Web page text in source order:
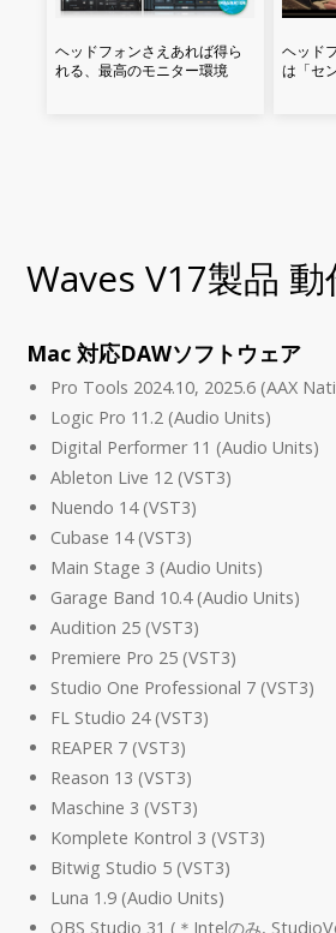
ヘッドフォンさえあれば得ら
れる、最高のモニター環境
ヘッド
は「セ
Waves V17製品
Mac 対応DAWソフトウェア
Pro Tools 2024.10, 2025.6 (AAX
Logic Pro 11.2 (Audio Units)
Digital Performer 11 (Audio Units)
Ableton Live 12 (VST3)
Nuendo 14 (VST3)
Cubase 14 (VST3)
Main Stage 3 (Audio Units)
Garage Band 10.4 (Audio Units)
Audition 25 (VST3)
Premiere Pro 25 (VST3)
Studio One Professional 7 (VST3)
FL Studio 24 (VST3)
REAPER 7 (VST3)
Reason 13 (VST3)
Maschine 3 (VST3)
Komplete Kontrol 3 (VST3)
Bitwig Studio 5 (VST3)
Luna 1.9 (Audio Units)
OBS Studio 31 (＊Intelのみ,